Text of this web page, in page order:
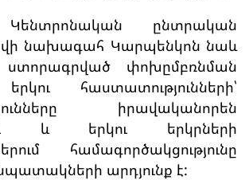
Կենտրոնական ընտրական
նախագահ Կարպենկոն նաև
փոխըմբռնման
հաստատությունների՝
իրավականորեն
և երկու երկրների
համագործակցությունը
արդյունք է: